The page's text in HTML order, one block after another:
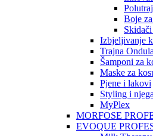
Boje
Izbjeljivanje
Trajna
Šamponi za
Maske za
Pjene i lakovi
Styling i
MyPlex
MORFOSE
EVOQUE